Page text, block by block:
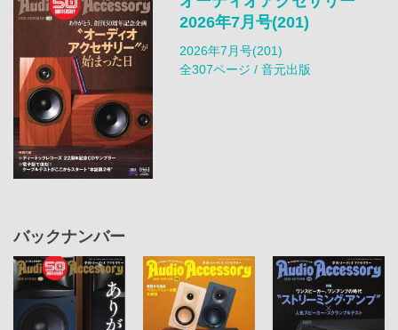
2026年7月号(201)
2026年7月号(201)
全307ページ / 音元出版
バックナンバー